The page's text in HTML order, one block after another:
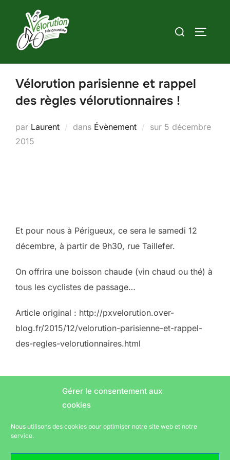
Gérer le consentement aux
cookies
Nous utilisons des cookies pour optimiser notre site web et notre
service.
contenu
Rechercher :
Vélorution parisienne et rappel
des règles vélorutionnaires !
par Laurent dans Évènement sur Publié
5 décembre
2015
Et pour nous à Périgueux, ce sera le samedi 12
décembre, à partir de 9h30, rue Taillefer.
On offrira une boisson chaude (vin chaud ou thé) à
tous les cyclistes de passage…
Article original : http://pxvelorution.over-
blog.fr/2015/12/velorution-parisienne-et-rappel-
des-regles-velorutionnaires.html
AUTEUR DE LA PUBLICATION
Écrit par